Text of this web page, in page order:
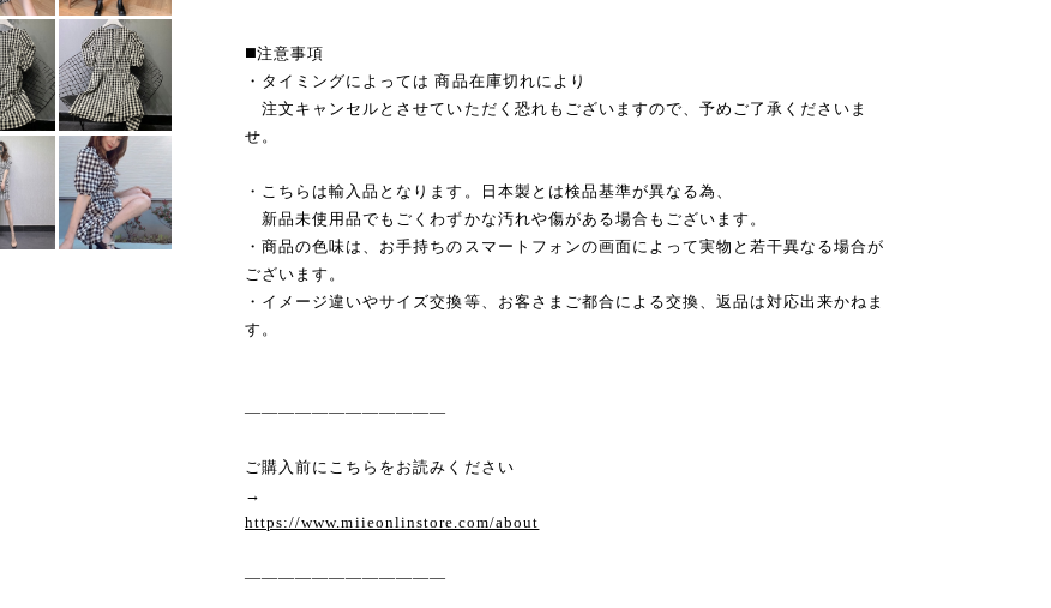
◼️注意事項
・タイミングによっては 商品在庫切れにより
注文キャンセルとさせていただく恐れもございますので、予めご了承くださいま
せ。
・こちらは輸入品となります。日本製とは検品基準が異なる為、
新品未使用品でもごくわずかな汚れや傷がある場合もございます。
・商品の色味は、お手持ちのスマートフォンの画面によって実物と若干異なる場合が
ございます。
・イメージ違いやサイズ交換等、お客さまご都合による交換、返品は対応出来かねま
す。
————————————
ご購入前にこちらをお読みください
→
https://www.miieonlinstore.com/about
————————————